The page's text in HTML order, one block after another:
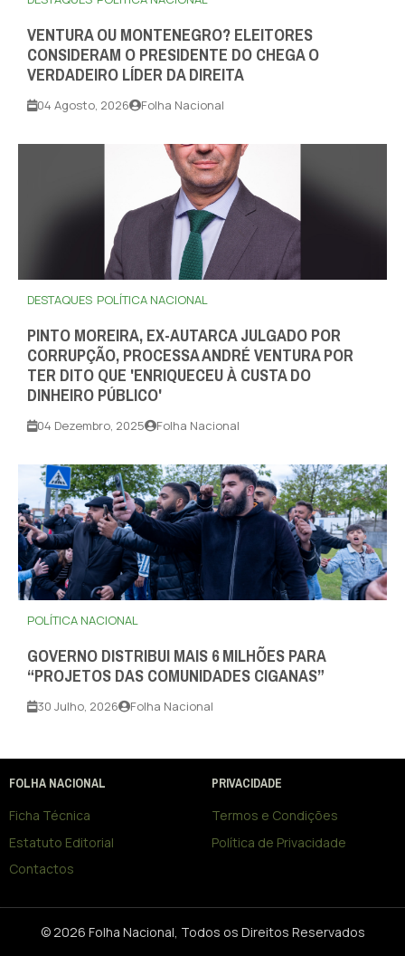
VENTURA OU MONTENEGRO? ELEITORES
CONSIDERAM O PRESIDENTE DO CHEGA O
VERDADEIRO LÍDER DA DIREITA
04 Agosto, 2026 Folha Nacional
DESTAQUES POLÍTICA NACIONAL
PINTO MOREIRA, EX-AUTARCA JULGADO POR
CORRUPÇÃO, PROCESSA ANDRÉ VENTURA POR
TER DITO QUE 'ENRIQUECEU À CUSTA DO
DINHEIRO PÚBLICO'
04 Dezembro, 2025 Folha Nacional
POLÍTICA NACIONAL
GOVERNO DISTRIBUI MAIS 6 MILHÕES PARA
“PROJETOS DAS COMUNIDADES CIGANAS”
30 Julho, 2026 Folha Nacional
FOLHA NACIONAL
Ficha Técnica
Estatuto Editorial
Contactos
PRIVACIDADE
Termos e Condições
Política de Privacidade
© 2026 Folha Nacional, Todos os Direitos Reservados